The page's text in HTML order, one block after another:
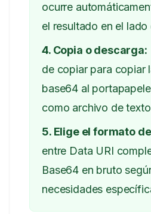
ocurre
el resultado en el lado
4. Copia o descarga:
de copiar para copiar
base64 al
como archivo de texto
5. Elige el formato
entre Data URI
Base64 en bruto
necesidades